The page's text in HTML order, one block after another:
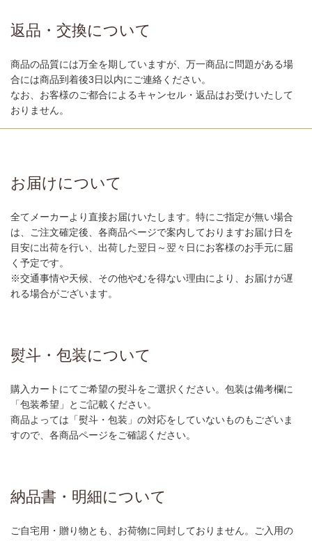
返品・交換について
商品の品質には万全を期していますが、万一商品に問題がある場
合には商品到着後3日以内にご連絡ください。
なお、お客様のご都合によるキャンセル・返品はお受けいたして
おりません。
お届けについて
全てメーカーより直接お届けいたします。特にご指定が無い場合
は、ご注文確定後、各商品ページで案内しておりますお届け日を
目安に出荷を行い、出荷した翌日～翌々日にお客様のお手元に届
く予定です。
※交通事情や天候、その他やむを得ない理由により、お届けが遅
れる場合がございます。
熨斗・包装について
購入カートにてご希望の熨斗をご選択ください。包装は備考欄に
「包装希望」とご記載ください。
商品よっては「熨斗・包装」の対応をしていないものもございま
すので、各商品ページをご確認ください。
納品書・明細について
ご自宅用・贈り物とも、お荷物に同封しておりません。ご入用の